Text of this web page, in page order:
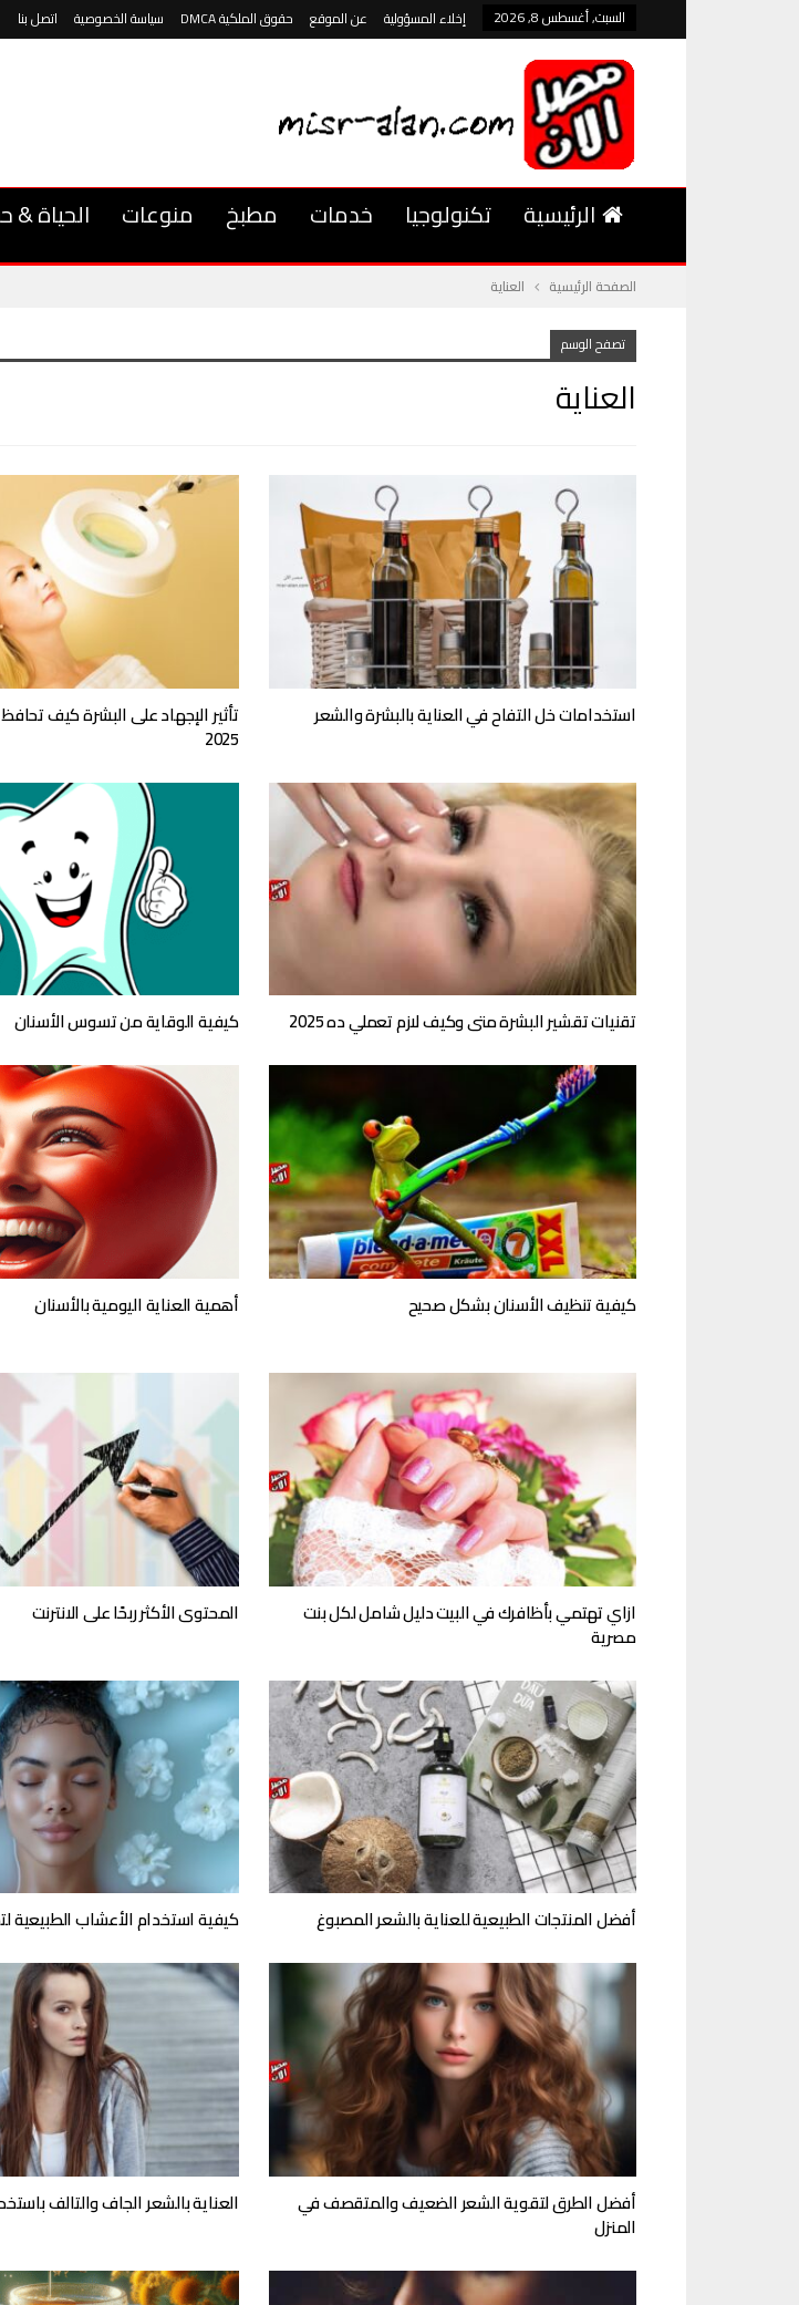
السبت, أغسطس 8, 2026 إخلاء المسؤولية عن الموقع حقوق الملكية DMCA سياسة الخصوصية اتصل بنا
الرئيسية تكنولوجيا خدمات مطبخ منوعات الحياة &
الصفحة الرئيسية العناية
تصفح الوسم
العناية
استخدامات خل التفاح في العناية بالبشرة والشعر تأثير الإجهاد على البشرة كيف
2025
تقنيات تقشير البشرة متى وكيف لازم تعملي ده 2025 كيفية الوقاية من تسوس الأسنان
كيفية تنظيف الأسنان بشكل صحيح أهمية العناية اليومية بالأسنان
ازاي تهتمي بأظافرك في البيت دليل شامل لكل بنت
مصرية
المحتوى الأكثر ربحًا على الانترنت
أفضل المنتجات الطبيعية للعناية بالشعر المصبوغ كيفية استخدام الأعشاب الطبيعية
أفضل الطرق لتقوية الشعر الضعيف والمتقصف في
المنزل
العناية بالشعر الجاف والتالف